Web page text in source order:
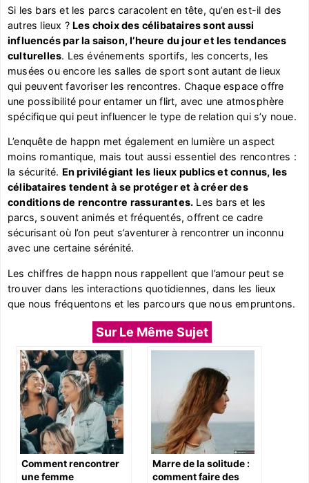
Si les bars et les parcs caracolent en tête, qu’en est-il des
autres lieux ? Les choix des célibataires sont aussi
influencés par la saison, l’heure du jour et les tendances
culturelles. Les événements sportifs, les concerts, les
musées ou encore les salles de sport sont autant de lieux
qui peuvent favoriser les rencontres. Chaque espace offre
une possibilité pour entamer un flirt, avec une atmosphère
spécifique qui peut influencer le type de relation qui s’y noue.
L’enquête de happn met également en lumière un aspect
moins romantique, mais tout aussi essentiel des rencontres :
la sécurité. En privilégiant les lieux publics et connus, les
célibataires tendent à se protéger et à créer des
conditions de rencontre rassurantes. Les bars et les
parcs, souvent animés et fréquentés, offrent ce cadre
sécurisant où l’on peut s’aventurer à rencontrer un inconnu
avec une certaine sérénité.
Les chiffres de happn nous rappellent que l’amour peut se
trouver dans les interactions quotidiennes, dans les lieux
que nous fréquentons et les parcours que nous empruntons.
Sur Le Même Sujet
Comment rencontrer
une femme
Marre de la solitude :
comment faire des